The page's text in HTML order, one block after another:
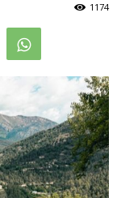
1174